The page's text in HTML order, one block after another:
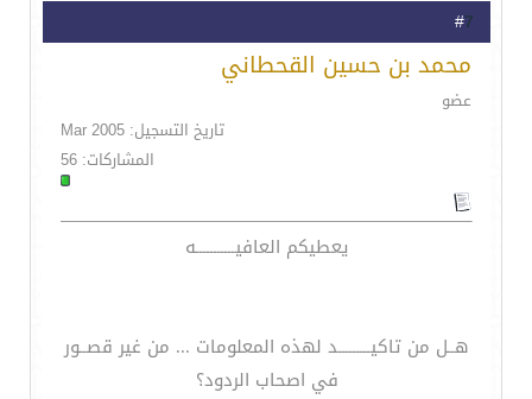
7
محمد بن حسين القحطاني
عضو
تاريخ التسجيل: Mar 2005
المشاركات: 56
يعطيكم العافيـــــــــــه
هــل من تاكيـــــــــد لهذه المعلومات ... من غير قصــور
في اصحاب الردود؟